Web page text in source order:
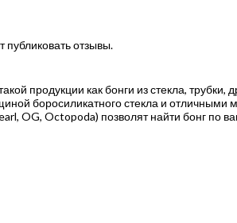
публиковать отзывы.
продукции как бонги из стекла,
боросиликатного стекла и
OG, Octopoda) позволят найти бонг по